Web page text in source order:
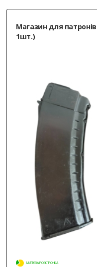
Магазин для
1шт.)
МИТТЄВА РОЗСТРОЧКА